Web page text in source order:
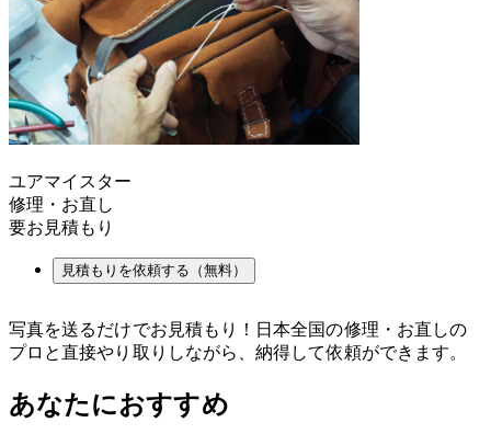
ユアマイスター
修理・お直し
要お見積もり
見積もりを依頼する（無料）
写真を送るだけでお見積もり！日本全国の修理・お直しの
プロと直接やり取りしながら、納得して依頼ができます。
あなたにおすすめ